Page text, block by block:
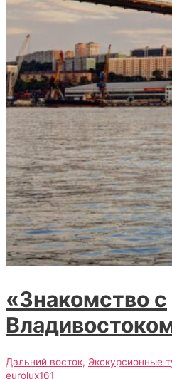
«Знакомство с
Дальний восток, Экскурсионные
eurolux161